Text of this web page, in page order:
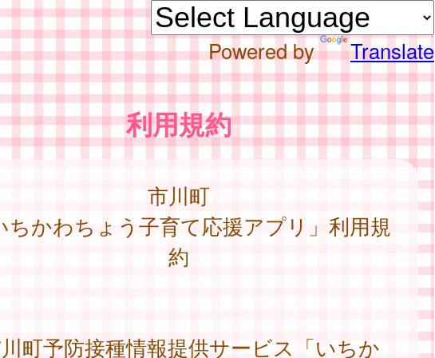
Powered by Translate
利用規約
市川町
ちかわちょう子育て応援アプリ」利用規
約
予防接種情報提供サービス「いちか